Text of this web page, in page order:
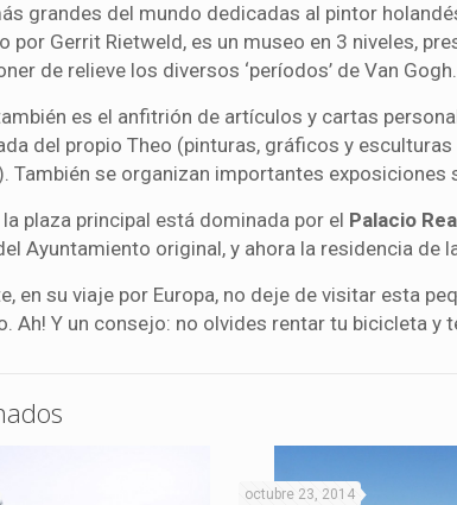
grandes del mundo dedicadas al pintor
por Gerrit Rietweld, es un museo en 3 niveles,
de relieve los diversos ‘períodos’ de Van Gogh.
es el anfitrión de artículos y cartas
del propio Theo (pinturas, gráficos y
También se organizan importantes
plaza principal está dominada por el Palacio
Ayuntamiento original, y ahora la residencia de
en su viaje por Europa, no deje de visitar esta
Ah! Y un consejo: no olvides rentar tu bicicleta y
octubre 23, 2014